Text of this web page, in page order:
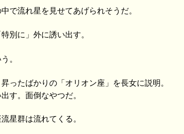
で流れ星を見せてあげられそうだ。
別に」外に誘い出す。
。
ったばかりの「オリオン座」を長女に説明。
す。面倒なやつだ。
星群は流れてくる。